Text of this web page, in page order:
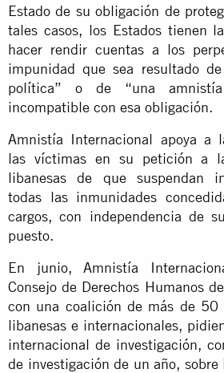
Estado de su obligación de
tales casos, los Estados tienen
hacer rendir cuentas a los
impunidad que sea resultado
política” o de “una
incompatible con esa obligación.
Amnistía Internacional apoya a
las víctimas en su petición a
libanesas de que suspendan
todas las inmunidades
cargos, con independencia de
puesto.
En junio, Amnistía
Consejo de Derechos Humanos
con una coalición de más de 50
libanesas e internacionales,
internacional de investigación,
de investigación de un año, sobre